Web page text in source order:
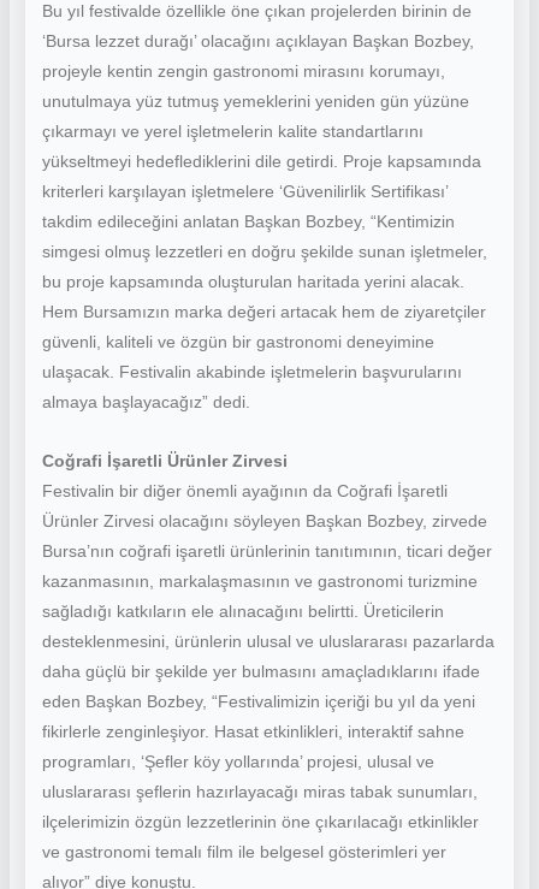
Bu yıl festivalde özellikle öne çıkan projelerden birinin de
‘Bursa lezzet durağı’ olacağını açıklayan Başkan Bozbey,
projeyle kentin zengin gastronomi mirasını korumayı,
unutulmaya yüz tutmuş yemeklerini yeniden gün yüzüne
çıkarmayı ve yerel işletmelerin kalite standartlarını
yükseltmeyi hedeflediklerini dile getirdi. Proje kapsamında
kriterleri karşılayan işletmelere ‘Güvenilirlik Sertifikası’
takdim edileceğini anlatan Başkan Bozbey, “Kentimizin
simgesi olmuş lezzetleri en doğru şekilde sunan işletmeler,
bu proje kapsamında oluşturulan haritada yerini alacak.
Hem Bursamızın marka değeri artacak hem de ziyaretçiler
güvenli, kaliteli ve özgün bir gastronomi deneyimine
ulaşacak. Festivalin akabinde işletmelerin başvurularını
almaya başlayacağız” dedi.
Coğrafi İşaretli Ürünler Zirvesi
Festivalin bir diğer önemli ayağının da Coğrafi İşaretli
Ürünler Zirvesi olacağını söyleyen Başkan Bozbey, zirvede
Bursa’nın coğrafi işaretli ürünlerinin tanıtımının, ticari değer
kazanmasının, markalaşmasının ve gastronomi turizmine
sağladığı katkıların ele alınacağını belirtti. Üreticilerin
desteklenmesini, ürünlerin ulusal ve uluslararası pazarlarda
daha güçlü bir şekilde yer bulmasını amaçladıklarını ifade
eden Başkan Bozbey, “Festivalimizin içeriği bu yıl da yeni
fikirlerle zenginleşiyor. Hasat etkinlikleri, interaktif sahne
programları, ‘Şefler köy yollarında’ projesi, ulusal ve
uluslararası şeflerin hazırlayacağı miras tabak sunumları,
ilçelerimizin özgün lezzetlerinin öne çıkarılacağı etkinlikler
ve gastronomi temalı film ile belgesel gösterimleri yer
alıyor” diye konuştu.